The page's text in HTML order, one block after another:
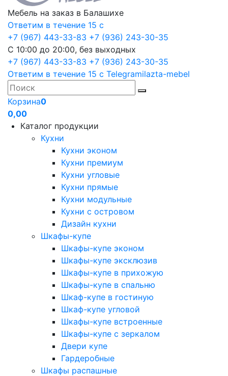
Мебель на заказ в Балашихе
Ответим в течение 15 с
+7 (967) 443-33-83 +7 (936) 243-30-35
С 10:00 до 20:00, без выходных
+7 (967) 443-33-83 +7 (936) 243-30-35
Ответим в течение 15 с Telegramilazta-mebel
Корзина0
0,00
Каталог продукции
Кухни
Кухни эконом
Кухни премиум
Кухни угловые
Кухни прямые
Кухни модульные
Кухни с островом
Дизайн кухни
Шкафы-купе
Шкафы-купе эконом
Шкафы-купе эксклюзив
Шкафы-купе в прихожую
Шкафы-купе в спальню
Шкаф-купе в гостиную
Шкаф-купе угловой
Шкафы-купе встроенные
Шкафы-купе с зеркалом
Двери купе
Гардеробные
Шкафы распашные